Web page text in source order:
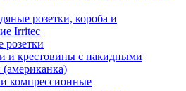
розетки, короба и
Irritec
розетки
и крестовины с накидными
(американка)
компрессионные